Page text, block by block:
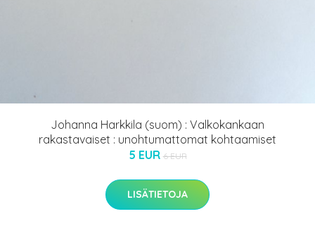
Johanna Harkkila (suom) : Valkokankaan
rakastavaiset : unohtumattomat kohtaamiset
5 EUR 6 EUR
LISÄTIETOJA